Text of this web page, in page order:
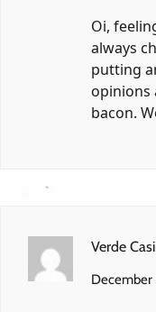
Oi,
always
putting
opinions
bacon.
Verde
December